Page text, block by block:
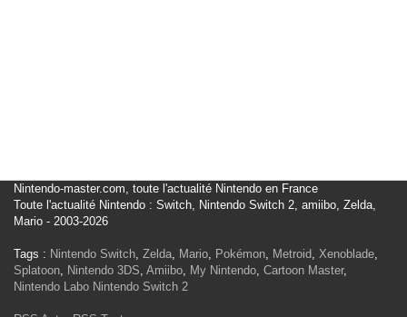
Nintendo-master.com, toute l'actualité Nintendo en France
Toute l'actualité Nintendo : Switch, Nintendo Switch 2, amiibo, Zelda,
Mario - 2003-2026
Tags : Nintendo Switch, Zelda, Mario, Pokémon, Metroid, Xenoblade,
Splatoon, Nintendo 3DS, Amiibo, My Nintendo, Cartoon Master,
Nintendo Labo Nintendo Switch 2